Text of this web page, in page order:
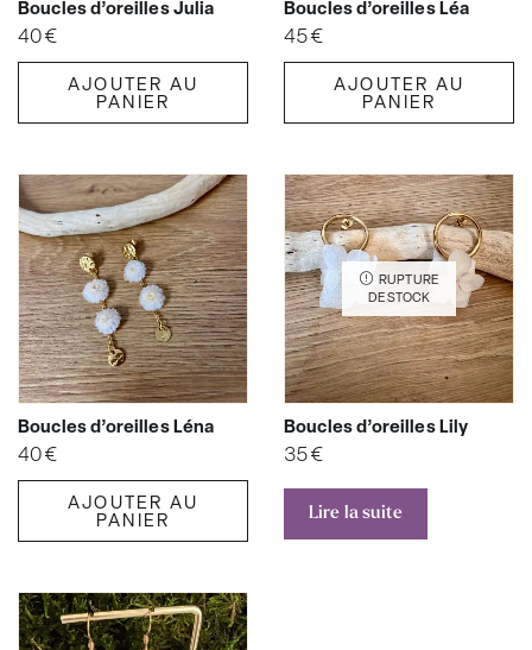
Boucles d’oreilles Julia
40€
AJOUTER AU
PANIER
Boucles d’oreilles Léa
45€
AJOUTER AU
PANIER
Boucles d’oreilles Léna
40€
AJOUTER AU
PANIER
RUPTURE
DE STOCK
Boucles d’oreilles Lily
35€
Lire la suite